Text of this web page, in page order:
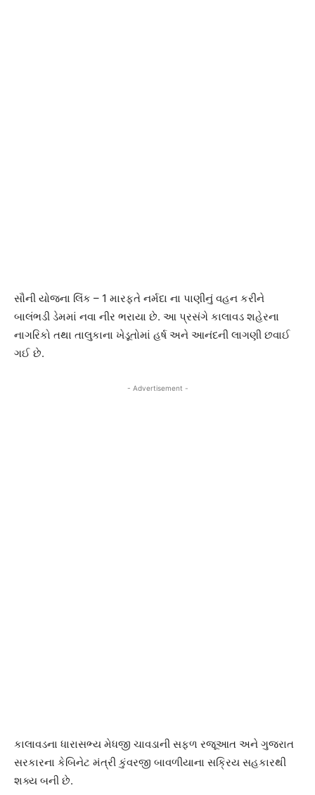
સૌની યોજના લિંક – 1 મારફતે નર્મદા ના પાણીનું વહન કરીને
બાલંભડી ડેમમાં નવા નીર ભરાયા છે. આ પ્રસંગે કાલાવડ શહેરના
નાગરિકો તથા તાલુકાના ખેડૂતોમાં હર્ષ અને આનંદની લાગણી છવાઈ
ગઈ છે.
- Advertisement -
કાલાવડના ધારાસભ્ય મેધજી ચાવડાની સફળ રજૂઆત અને ગુજરાત
સરકારના કેબિનેટ મંત્રી કુંવરજી બાવળીયાના સક્રિય સહકારથી
શક્ય બની છે.